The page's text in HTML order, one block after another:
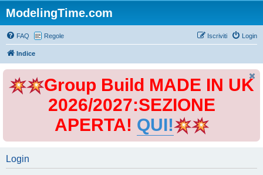
ModelingTime.com
FAQ Regole Login
Iscriviti
Indice
Group Build MADE IN UK
2026/2027:SEZIONE
APERTA! QUI!
Login